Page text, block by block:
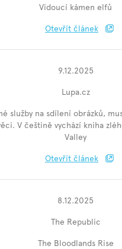
Vidoucí kámen elfů
Otevřít článek
9.12.2025
Lupa.cz
služby na sdílení obrázků,
V češtině vychází kniha
Valley
Otevřít článek
8.12.2025
The Republic
The Bloodlands Rise